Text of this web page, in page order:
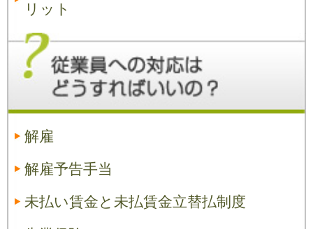
リット
解雇
解雇予告手当
未払い賃金と未払賃金立替払制度